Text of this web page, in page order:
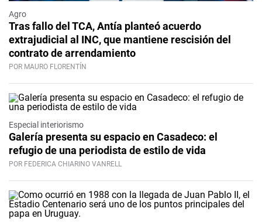
Agro
Tras fallo del TCA, Antía planteó acuerdo
extrajudicial al INC, que mantiene rescisión del
contrato de arrendamiento
POR MAURO FLORENTÍN
Especial interiorismo
Galería presenta su espacio en Casadeco: el
refugio de una periodista de estilo de vida
POR FEDERICA CHIARINO VANRELL